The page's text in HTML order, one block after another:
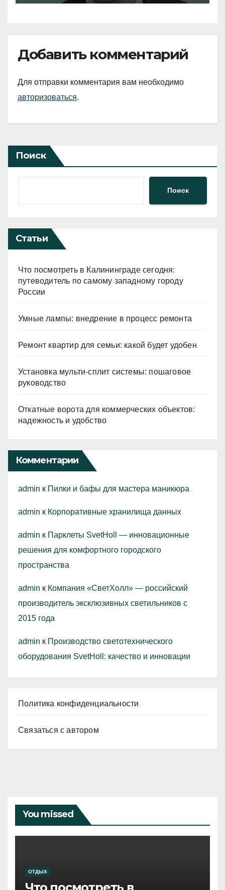
Добавить комментарий
Для отправки комментария вам необходимо
авторизоваться.
Поиск
Поиск
Статьи
Что посмотреть в Калининграде сегодня:
путеводитель по самому западному городу
России
Умные лампы: внедрение в процесс ремонта
Ремонт квартир для семьи: какой будет удобен
Установка мульти-сплит системы: пошаговое
руководство
Откатные ворота для коммерческих объектов:
надежность и удобство
Комментарии
admin к Пилки и бафы для мастера маникюра
admin к Корпоративные хранилища данных
admin к Парклеты SvetHoll — инновационные
решения для комфортного городского
пространства
admin к Компания «СветХолл» — российский
производитель эксклюзивных светильников с
2015 года
admin к Производство светотехнического
оборудования SvetHoll: качество и инновации
Политика конфиденциальности
Связаться с автором
You missed
ОТДЫХ